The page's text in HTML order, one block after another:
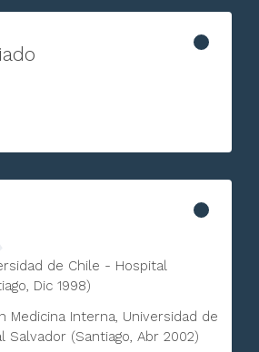
de Chile - Hospital
Dic 1998)
Medicina Interna, Universidad de
Salvador (Santiago, Abr 2002)